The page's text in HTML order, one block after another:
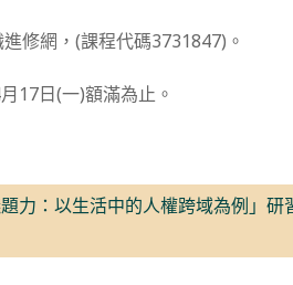
修網，(課程代碼3731847)。
17日(一)額滿為止。
力：以生活中的人權跨域為例」研